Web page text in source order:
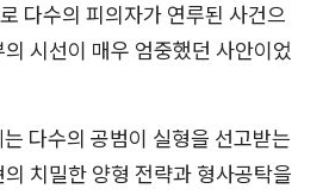
다수의 피의자가 연루된 사건으
시선이 매우 엄중했던 사안이었
다수의 공범이 실형을 선고받는
치밀한 양형 전략과 형사공탁을